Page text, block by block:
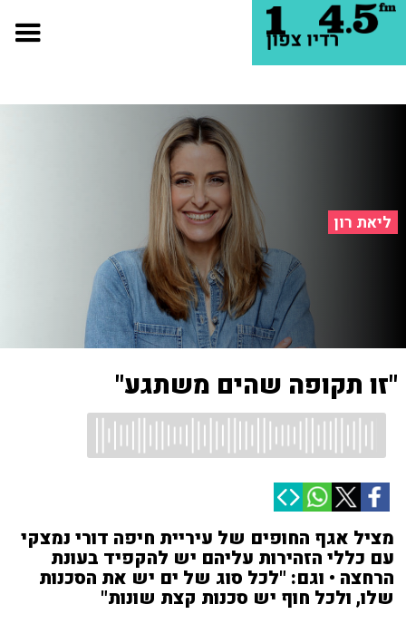
ליאת רון
"זו תקופה שהים משתגע"
מציל אגף החופים של עיריית חיפה דורי נמצקי
עם כללי הזהירות עליהם יש להקפיד בעונת
הרחצה • וגם: "לכל סוג של ים יש את הסכנות
שלו, ולכל חוף יש סכנות קצת שונות"